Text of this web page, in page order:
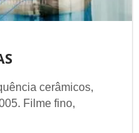
cerâmicos,
Filme fino,